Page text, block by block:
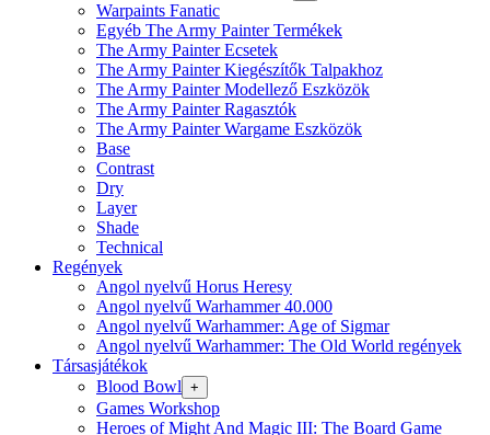
Warpaints Fanatic
Egyéb The Army Painter Termékek
The Army Painter Ecsetek
The Army Painter Kiegészítők Talpakhoz
The Army Painter Modellező Eszközök
The Army Painter Ragasztók
The Army Painter Wargame Eszközök
Base
Contrast
Dry
Layer
Shade
Technical
Regények
Angol nyelvű Horus Heresy
Angol nyelvű Warhammer 40.000
Angol nyelvű Warhammer: Age of Sigmar
Angol nyelvű Warhammer: The Old World regények
Társasjátékok
Blood Bowl +
Games Workshop
Heroes of Might And Magic III: The Board Game